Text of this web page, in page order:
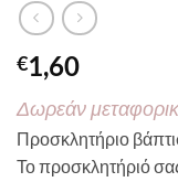
€1,60
Δωρεάν
Προσκλητήριο
Το προσκλητήριό